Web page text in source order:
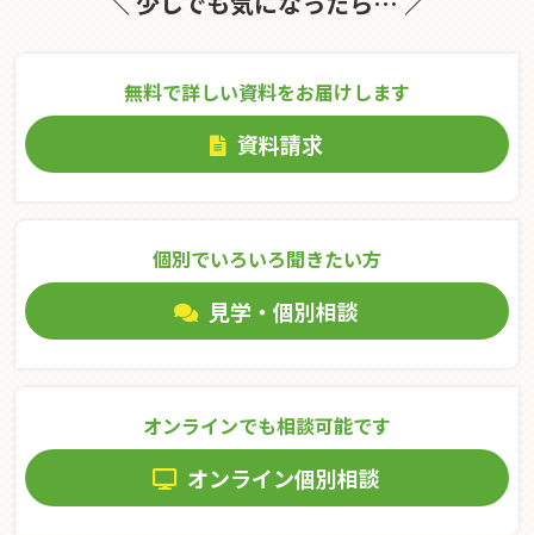
無料で詳しい資料をお届けします
資料請求
個別でいろいろ聞きたい⽅
見学・個別相談
オンラインでも相談可能です
オンライン個別相談